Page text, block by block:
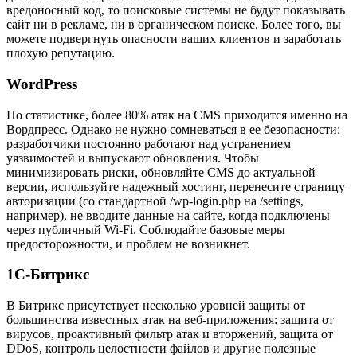
вредоносный код, то поисковые системы не будут показывать
сайт ни в рекламе, ни в органическом поиске. Более того, вы
можете подвергнуть опасности ваших клиентов и заработать
плохую репутацию.
WordPress
По статистике, более 80% атак на CMS приходится именно на
Вордпресс. Однако не нужно сомневаться в ее безопасности:
разработчики постоянно работают над устранением
уязвимостей и выпускают обновления. Чтобы
минимизировать риски, обновляйте CMS до актуальной
версии, используйте надежный хостинг, перенесите страницу
авторизации (со стандартной /wp-login.php на /settings,
например), не вводите данные на сайте, когда подключены
через публичный Wi-Fi. Соблюдайте базовые меры
предосторожности, и проблем не возникнет.
1С-Битрикс
В Битрикс присутствует несколько уровней защиты от
большинства известных атак на веб-приложения: защита от
вирусов, проактивный фильтр атак и вторжений, защита от
DDoS, контроль целостности файлов и другие полезные